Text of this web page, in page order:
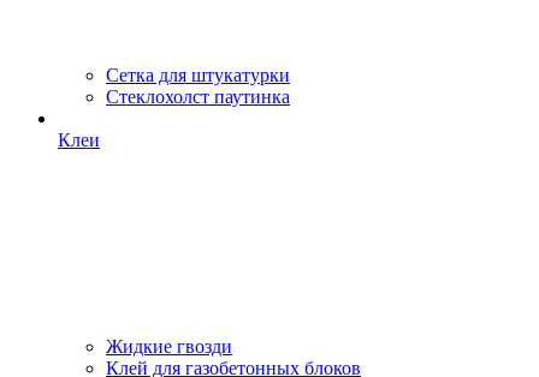
Сетка для штукатурки
Стеклохолст паутинка
Клеи
Жидкие гвозди
Клей для газобетонных блоков